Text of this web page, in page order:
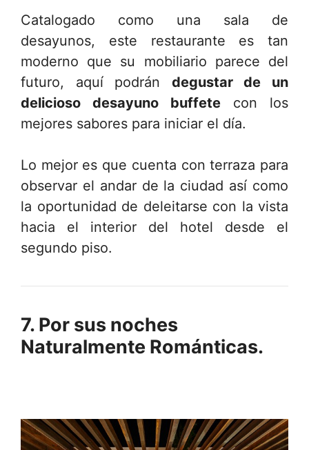
Catalogado como una sala de
desayunos, este restaurante es tan
moderno que su mobiliario parece del
futuro, aquí podrán degustar de un
delicioso desayuno buffete con los
mejores sabores para iniciar el día.
Lo mejor es que cuenta con terraza para
observar el andar de la ciudad así como
la oportunidad de deleitarse con la vista
hacia el interior del hotel desde el
segundo piso.
7. Por sus noches
Naturalmente Románticas.